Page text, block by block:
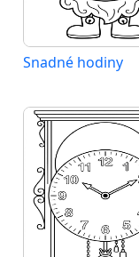
Snadné hodiny